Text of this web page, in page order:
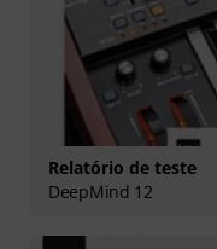
Relatório de teste
DeepMind 12